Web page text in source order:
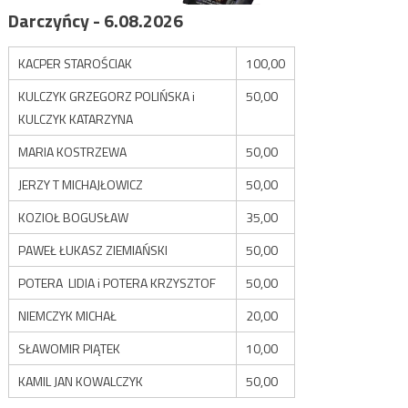
Darczyńcy - 6.08.2026
KACPER STAROŚCIAK
100,00
KULCZYK GRZEGORZ POLIŃSKA i
KULCZYK KATARZYNA
50,00
MARIA KOSTRZEWA
50,00
JERZY T MICHAJŁOWICZ
50,00
KOZIOŁ BOGUSŁAW
35,00
PAWEŁ ŁUKASZ ZIEMIAŃSKI
50,00
POTERA LIDIA i POTERA KRZYSZTOF
50,00
NIEMCZYK MICHAŁ
20,00
SŁAWOMIR PIĄTEK
10,00
KAMIL JAN KOWALCZYK
50,00